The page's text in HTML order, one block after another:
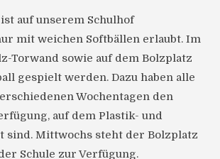
auf unserem Schulhof
mit weichen Softbällen erlaubt. Im
Torwand sowie auf dem Bolzplatz
gespielt werden. Dazu haben alle
Wochentagen den
auf dem Plastik- und
sind. Mittwochs steht der Bolzplatz
Schule zur Verfügung.